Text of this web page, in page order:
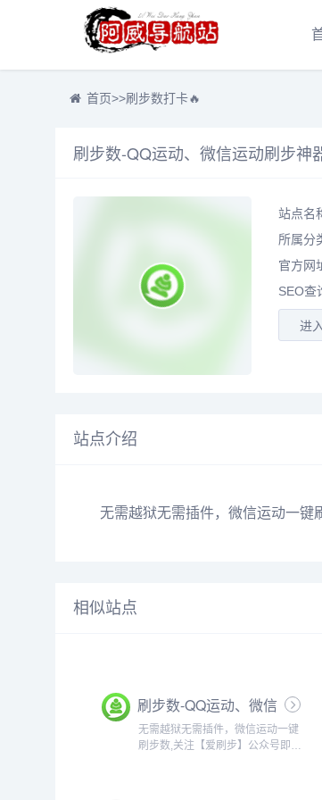
首页>>刷步数打卡🔥
刷步数-QQ运动、微信运动刷步神
站点名
所属分
官方网
SEO查
进
站点介绍
无需越狱无需插件，微信运动一键
相似站点
刷步数-QQ运动、微信
运动刷步神器-无需越
狱root插件-爱刷步官
无需越狱无需插件，微信运动一键
刷步数,关注【爱刷步】公众号即可